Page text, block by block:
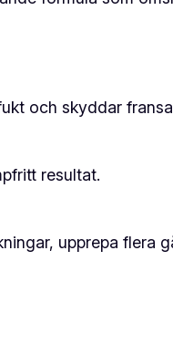
och skyddar
resultat.
upprepa flera